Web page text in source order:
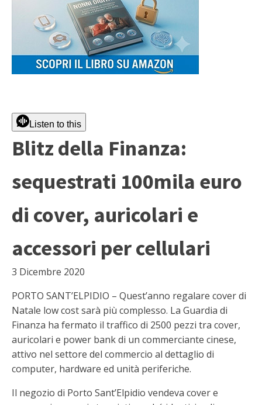
Listen to this
Blitz della Finanza:
sequestrati 100mila euro
di cover, auricolari e
accessori per cellulari
3 Dicembre 2020
PORTO SANT’ELPIDIO – Quest’anno regalare cover di
Natale low cost sarà più complesso. La Guardia di
Finanza ha fermato il traffico di 2500 pezzi tra cover,
auricolari e power bank di un commerciante cinese,
attivo nel settore del commercio al dettaglio di
computer, hardware ed unità periferiche.
Il negozio di Porto Sant’Elpidio vendeva cover e